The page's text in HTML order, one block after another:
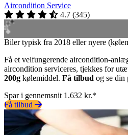
Aircondition Service
4.7 (345)
Biler typisk fra 2018 eller nyere
Få et velfungerende aircondition-
aircondition serviceres, tjekkes for
200g kølemiddel. Få tilbud og se din
Spar i gennemsnit 1.632 kr.*
Få tilbud